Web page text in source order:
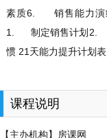
素质6. 销售能力演
1. 制定销售计划2.
惯 21 天能力提升计划表
课程说明
【主办机构】房课网